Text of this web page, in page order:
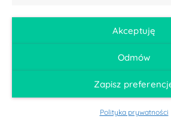
Akceptuję
Odmów
Zapisz
Polityka prywatności
ADRES EMAIL*